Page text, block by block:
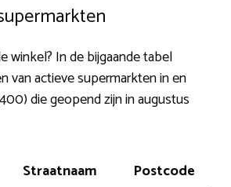
winkel? In de bijgaande tabel
van actieve supermarkten in en
die geopend zijn in augustus
Straatnaam Postcode